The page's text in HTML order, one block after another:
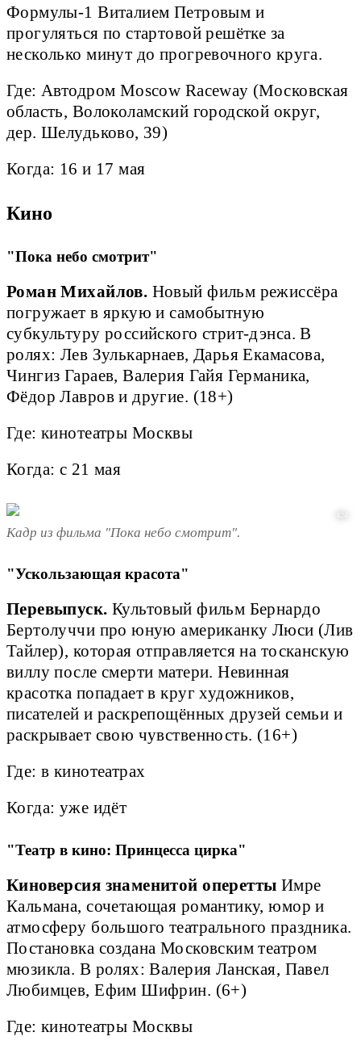
Формулы-1 Виталием Петровым и
прогуляться по стартовой решётке за
несколько минут до прогревочного круга.
Где: Автодром Moscow Raceway (Московская
область, Волоколамский городской округ,
дер. Шелудьково, 39)
Когда: 16 и 17 мая
Кино
"Пока небо смотрит"
Роман Михайлов. Новый фильм режиссёра
погружает в яркую и самобытную
субкультуру российского стрит-дэнса. В
ролях: Лев Зулькарнаев, Дарья Екамасова,
Чингиз Гараев, Валерия Гайя Германика,
Фёдор Лавров и другие. (18+)
Где: кинотеатры Москвы
Когда: с 21 мая
К24
Кадр из фильма "Пока небо смотрит".
"Ускользающая красота"
Перевыпуск. Культовый фильм Бернардо
Бертолуччи про юную американку Люси (Лив
Тайлер), которая отправляется на тосканскую
виллу после смерти матери. Невинная
красотка попадает в круг художников,
писателей и раскрепощённых друзей семьи и
раскрывает свою чувственность. (16+)
Где: в кинотеатрах
Когда: уже идёт
"Театр в кино: Принцесса цирка"
Киноверсия знаменитой оперетты Имре
Кальмана, сочетающая романтику, юмор и
атмосферу большого театрального праздника.
Постановка создана Московским театром
мюзикла. В ролях: Валерия Ланская, Павел
Любимцев, Ефим Шифрин. (6+)
Где: кинотеатры Москвы